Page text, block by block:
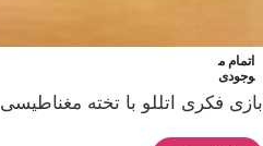
اتمام م
وجودی
بازی فکری اتللو با تخته مغناطیسی